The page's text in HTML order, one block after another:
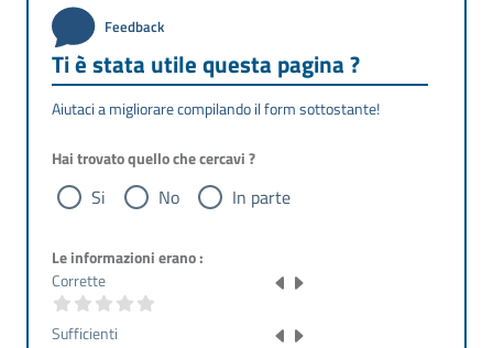
Feedback
Ti è stata utile questa pagina ?
Aiutaci a migliorare compilando il form sottostante!
Hai trovato quello che cercavi ?
Si No In parte
Le informazioni erano :
Corrette
Sufficienti